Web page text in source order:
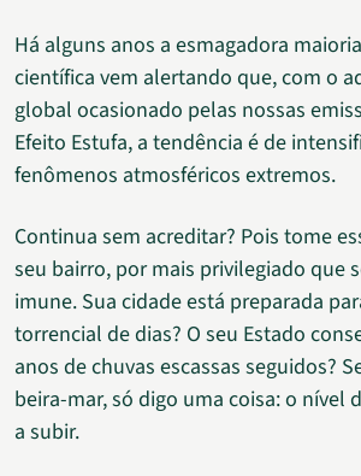
Há alguns anos a esmagadora
científica vem alertando que, com o
global ocasionado pelas nossas
Efeito Estufa, a tendência é de
fenômenos atmosféricos extremos.
Continua sem acreditar? Pois tome
seu bairro, por mais privilegiado que
imune. Sua cidade está preparada
torrencial de dias? O seu Estado
anos de chuvas escassas seguidos?
beira-mar, só digo uma coisa: o nível
a subir.